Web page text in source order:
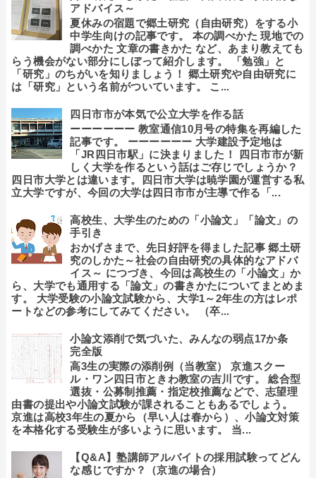
アドバイス～
夏休みの宿題で郷土研究（自由研究）をする小
中学生向けの記事です。 本の調べかた 現地での
調べかた 文章の書きかた など、あまり教えても
らう機会がない部分にしぼって紹介します。 「勉強」と
「研究」のちがいを知りましょう！ 郷土研究や自由研究に
は「研究」という名前がついています。 こ...
四日市市が本気で公立大学を作る話
ーーーーーー 教室通信10月号の特集を再編した
記事です。 ーーーーーー 大学建設予定地は
「JR四日市駅」に決まりました！ 四日市市が新
しく大学を作るという話はご存じでしょうか？
四日市大学とは違います。四日市大学は暁学園が運営する私
立大学ですが、今回の大学は四日市市が主導で作る「...
高校生、大学生のための「小論文」「論文」の
手引き
おかげさまで、先日好評を得ました記事 郷土研
究のしかた～社会の自由研究の具体的なアドバ
イス～ につづき、今回は高校生の「小論文」か
ら、大学でも通用する「論文」の書きかたについてまとめま
す。 大学受験の小論文試験から、大学1～2年生の方はレポ
ートなどの参考にしてみてください。 （卒...
小論文添削で気づいた、みんなの弱点17か条
完全版
高3生の実際の添削例（当教室） 京進スクー
ル・ワン四日市ときわ教室の吉川です。 総合型
選抜・公募制推薦・指定校推薦などで、志望理
由書の提出や小論文試験が課されることもあるでしょう。
京進は高校3年生の夏から（早い人は春から）、小論文対策
を本格化する受験生が多いように思います。 当...
【Q&A】塾講師アルバイトの採用試験ってどん
な感じですか？（京進の場合）